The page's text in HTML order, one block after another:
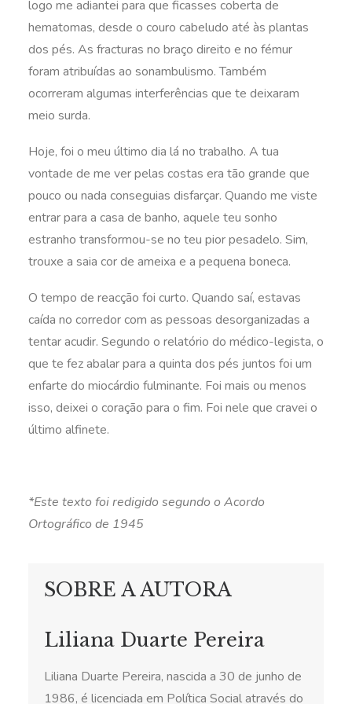
logo me adiantei para que ficasses coberta de
hematomas, desde o couro cabeludo até às plantas
dos pés. As fracturas no braço direito e no fémur
foram atribuídas ao sonambulismo. Também
ocorreram algumas interferências que te deixaram
meio surda.
Hoje, foi o meu último dia lá no trabalho. A tua
vontade de me ver pelas costas era tão grande que
pouco ou nada conseguias disfarçar. Quando me viste
entrar para a casa de banho, aquele teu sonho
estranho transformou-se no teu pior pesadelo. Sim,
trouxe a saia cor de ameixa e a pequena boneca.
O tempo de reacção foi curto. Quando saí, estavas
caída no corredor com as pessoas desorganizadas a
tentar acudir. Segundo o relatório do médico-legista, o
que te fez abalar para a quinta dos pés juntos foi um
enfarte do miocárdio fulminante. Foi mais ou menos
isso, deixei o coração para o fim. Foi nele que cravei o
último alfinete.
*Este texto foi redigido segundo o Acordo
Ortográfico de 1945
SOBRE A AUTORA
Liliana Duarte Pereira
Liliana Duarte Pereira, nascida a 30 de junho de
1986, é licenciada em Política Social através do